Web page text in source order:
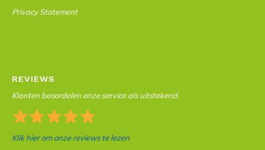
Privacy Statement
REVIEWS
Klanten beoordelen onze service als uitstekend.
Klik hier om onze reviews te lezen